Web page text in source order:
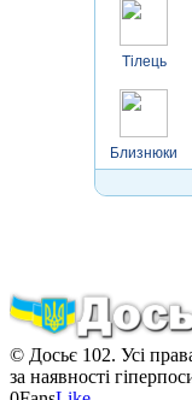
Тілець
Близнюки
© Досьє 102. Усі
за наявності